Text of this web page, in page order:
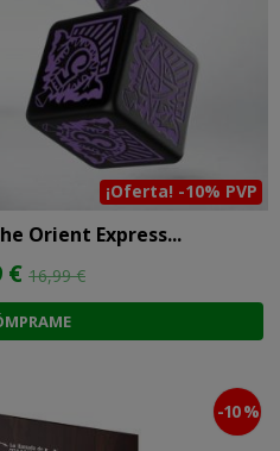
¡Oferta! -10% PVP
Orient Express...
€ 16,99 €
-10 %